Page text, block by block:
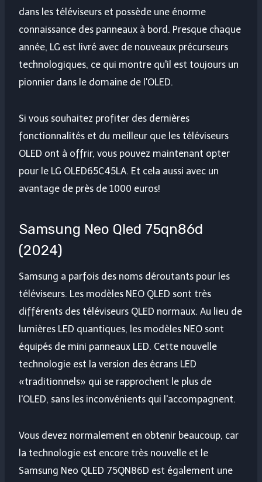
dans les téléviseurs et possède une énorme
connaissance des panneaux à bord. Presque chaque
année, LG est livré avec de nouveaux précurseurs
technologiques, ce qui montre qu'il est toujours un
pionnier dans le domaine de l'OLED.
Si vous souhaitez profiter des dernières
fonctionnalités et du meilleur que les téléviseurs
OLED ont à offrir, vous pouvez maintenant opter
pour le LG OLED65C45LA. Et cela aussi avec un
avantage de près de 1000 euros!
Samsung Neo Qled 75qn86d
(2024)
Samsung a parfois des noms déroutants pour les
téléviseurs. Les modèles NEO QLED sont très
différents des téléviseurs QLED normaux. Au lieu de
lumières LED quantiques, les modèles NEO sont
équipés de mini panneaux LED. Cette nouvelle
technologie est la version des écrans LED
«traditionnels» qui se rapprochent le plus de
l'OLED, sans les inconvénients qui l'accompagnent.
Vous devez normalement en obtenir beaucoup, car
la technologie est encore très nouvelle et le
Samsung Neo QLED 75QN86D est également une